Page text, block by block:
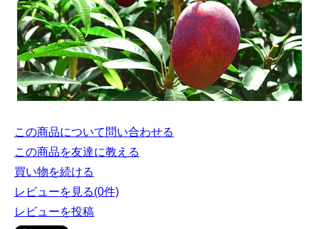
この商品について問い合わせる
この商品を友達に教える
買い物を続ける
レビューを見る(0件)
レビューを投稿